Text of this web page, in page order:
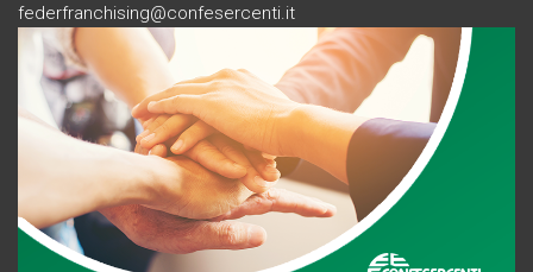
federfranchising@confesercenti.it